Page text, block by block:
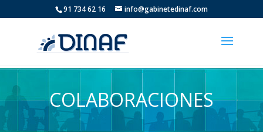
91 734 62 16 info@gabinetedinaf.com
COLABORACIONES